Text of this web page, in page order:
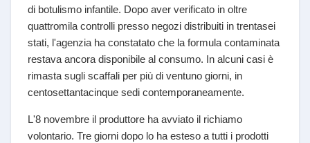
di botulismo infantile. Dopo aver verificato in oltre
quattromila controlli presso negozi distribuiti in trentasei
stati, l'agenzia ha constatato che la formula contaminata
restava ancora disponibile al consumo. In alcuni casi è
rimasta sugli scaffali per più di ventuno giorni, in
centosettantacinque sedi contemporaneamente.
L'8 novembre il produttore ha avviato il richiamo
volontario. Tre giorni dopo lo ha esteso a tutti i prodotti